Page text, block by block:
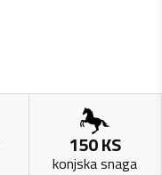
150KS
konjska snaga